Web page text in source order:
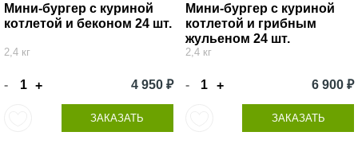
Мини-бургер с куриной
котлетой и беконом 24 шт.
2,4 кг
- + 4 950 ₽
ЗАКАЗАТЬ
Мини-бургер с куриной
котлетой и грибным
жульеном 24 шт.
2,4 кг
- + 6 900 ₽
ЗАКАЗАТЬ